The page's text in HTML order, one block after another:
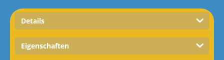
Details
Eigenschaften